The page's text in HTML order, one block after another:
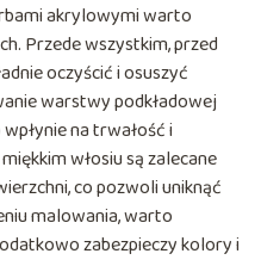
akrylowymi warto
Przede wszystkim, przed
oczyścić i osuszyć
warstwy podkładowej
na trwałość i
włosiu są zalecane
co pozwoli uniknąć
malowania, warto
zabezpieczy kolory i